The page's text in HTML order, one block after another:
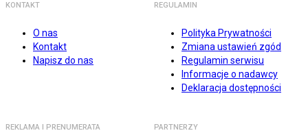
KONTAKT
O nas
Kontakt
Napisz do nas
REGULAMIN
Polityka Prywatności
Zmiana ustawień zgód
Regulamin serwisu
Informacje o nadawcy
Deklaracja dostępności
REKLAMA I PRENUMERATA PARTNERZY